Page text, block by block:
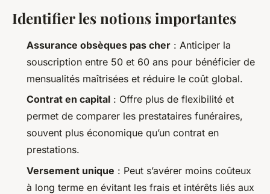
Identifier les notions importantes
Assurance obsèques pas cher : Anticiper la
souscription entre 50 et 60 ans pour bénéficier de
mensualités maîtrisées et réduire le coût global.
Contrat en capital : Offre plus de flexibilité et
permet de comparer les prestataires funéraires,
souvent plus économique qu’un contrat en
prestations.
Versement unique : Peut s’avérer moins coûteux
à long terme en évitant les frais et intérêts liés aux